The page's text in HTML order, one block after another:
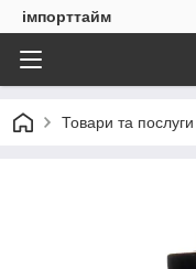
імпорттайм
Товари та послуги